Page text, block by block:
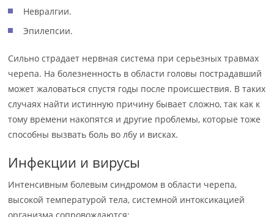
Невралгии.
Эпилепсии.
Сильно страдает нервная система при серьезных травмах
черепа. На болезненность в области головы пострадавший
может жаловаться спустя годы после происшествия. В таких
случаях найти истинную причину бывает сложно, так как к
тому времени накопятся и другие проблемы, которые тоже
способны вызвать боль во лбу и висках.
Инфекции и вирусы
Интенсивным болевым синдромом в области черепа,
высокой температурой тела, системной интоксикацией